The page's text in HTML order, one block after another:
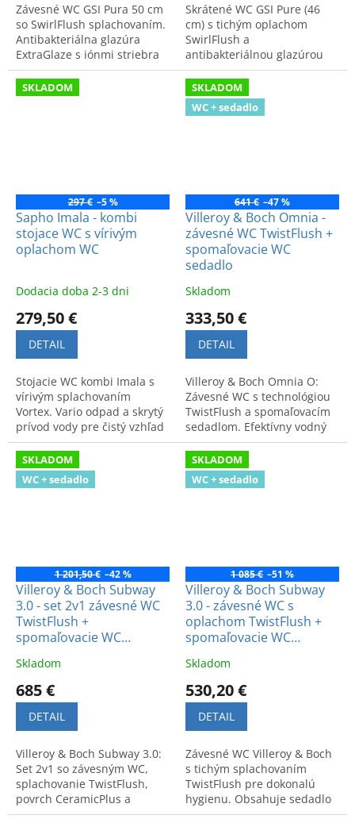
Závesné WC GSI Pura 50 cm
so SwirlFlush splachovaním.
Antibakteriálna glazúra
ExtraGlaze s iónmi striebra
pre vysoký lesk a čistotu bez
usadenín.
Skrátené WC GSI Pure (46
cm) s tichým oplachom
SwirlFlush a
antibakteriálnou glazúrou
Extraglaze. Zaisťuje vysokú
hygienu, lesk a úsporné
splachovanie.
SKLADOM
297 € –5 %
Sapho Imala - kombi
stojace WC s vírivým
oplachom WC
Dodacia doba 2-3 dni
279,50 €
DETAIL
Stojacie WC kombi Imala s
vírivým splachovaním
Vortex. Vario odpad a skrytý
prívod vody pre čistý vzhľad
a hygienu. Úsporné riešenie
šetriace vodu a miesto.
SKLADOM
WC + sedadlo
641 € –47 %
Villeroy & Boch Omnia -
závesné WC TwistFlush +
spomaľovacie WC
sedadlo
Skladom
333,50 €
DETAIL
Villeroy & Boch Omnia O:
Závesné WC s technológiou
TwistFlush a spomaľovacím
sedadlom. Efektívny vodný
vír zaručuje vysokú hygienu
a čistotu.
SKLADOM
WC + sedadlo
1 201,50 € –42 %
Villeroy & Boch Subway
3.0 - set 2v1 závesné WC
TwistFlush +
spomaľovacie WC
Skladom
685 €
DETAIL
Villeroy & Boch Subway 3.0:
Set 2v1 so závesným WC,
splachovanie TwistFlush,
povrch CeramicPlus a
sedadlo SoftClosing.
SKLADOM
WC + sedadlo
1 085 € –51 %
Villeroy & Boch Subway
3.0 - závesné WC s
oplachom TwistFlush +
spomaľovacie WC
Skladom
530,20 €
DETAIL
Závesné WC Villeroy & Boch
s tichým splachovaním
TwistFlush pre dokonalú
hygienu. Obsahuje sedadlo
so spomalením. Inovatívny